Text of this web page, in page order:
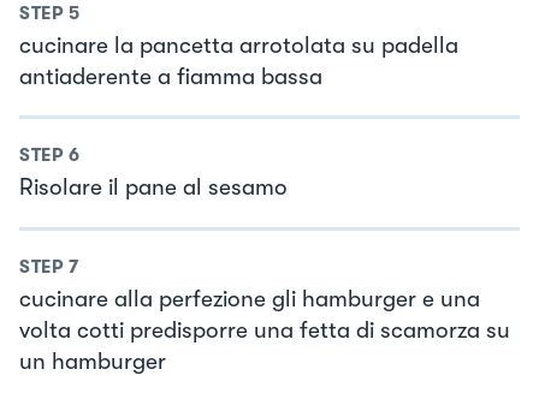
STEP 5
cucinare la pancetta arrotolata su padella
antiaderente a fiamma bassa
STEP 6
Risolare il pane al sesamo
STEP 7
cucinare alla perfezione gli hamburger e una
volta cotti predisporre una fetta di scamorza su
un hamburger